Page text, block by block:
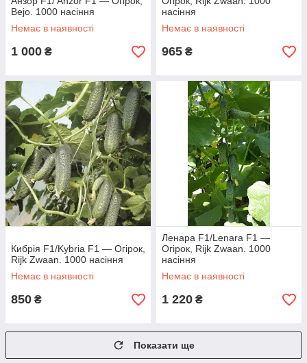
Bejo. 1000 насіння
Немає в наявності
1 000 ₴
насіння
Немає в наявності
965 ₴
Кибрія F1/Kybria F1 — Огірок,
Rijk Zwaan. 1000 насіння
Немає в наявності
850 ₴
Ленара F1/Lenara F1 —
Огірок, Rijk Zwaan. 1000
насіння
Немає в наявності
1 220 ₴
Показати ще